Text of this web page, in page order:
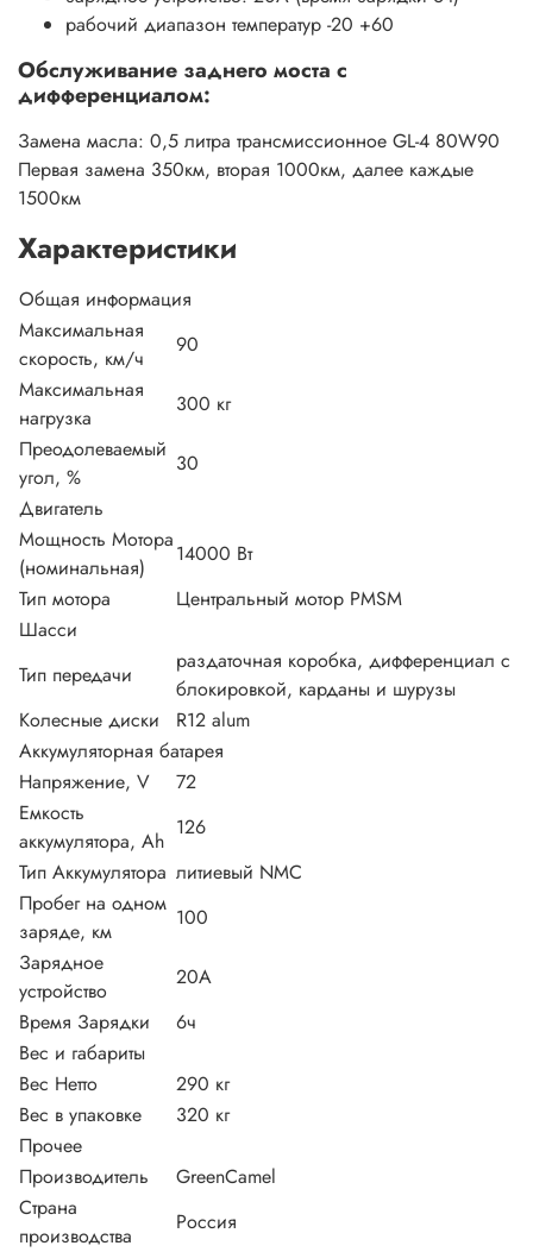
рабочий диапазон температур -20 +60
Обслуживание заднего моста с
дифференциалом:
Замена масла: 0,5 литра трансмиссионное GL-4 80W90
Первая замена 350км, вторая 1000км, далее каждые
1500км
Характеристики
Общая информация
Максимальная
скорость, км/ч
90
Максимальная
нагрузка
300 кг
Преодолеваемый
угол, %
30
Двигатель
Мощность Мотора
(номинальная)
14000 Вт
Тип мотора
Центральный мотор PMSM
Шасси
Тип передачи
раздаточная коробка, дифференциал с
блокировкой, карданы и шурузы
Колесные диски
R12 alum
Аккумуляторная батарея
Напряжение, V
72
Емкость
аккумулятора, Ah
126
Тип Аккумулятора литиевый NMC
Пробег на одном
заряде, км
100
Зарядное
устройство
20A
Время Зарядки
6ч
Вес и габариты
Вес Нетто
290 кг
Вес в упаковке
320 кг
Прочее
Производитель
GreenCamel
Страна
производства
Россия